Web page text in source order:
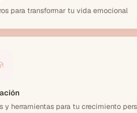
para transformar tu vida emocional
y herramientas para tu crecimiento